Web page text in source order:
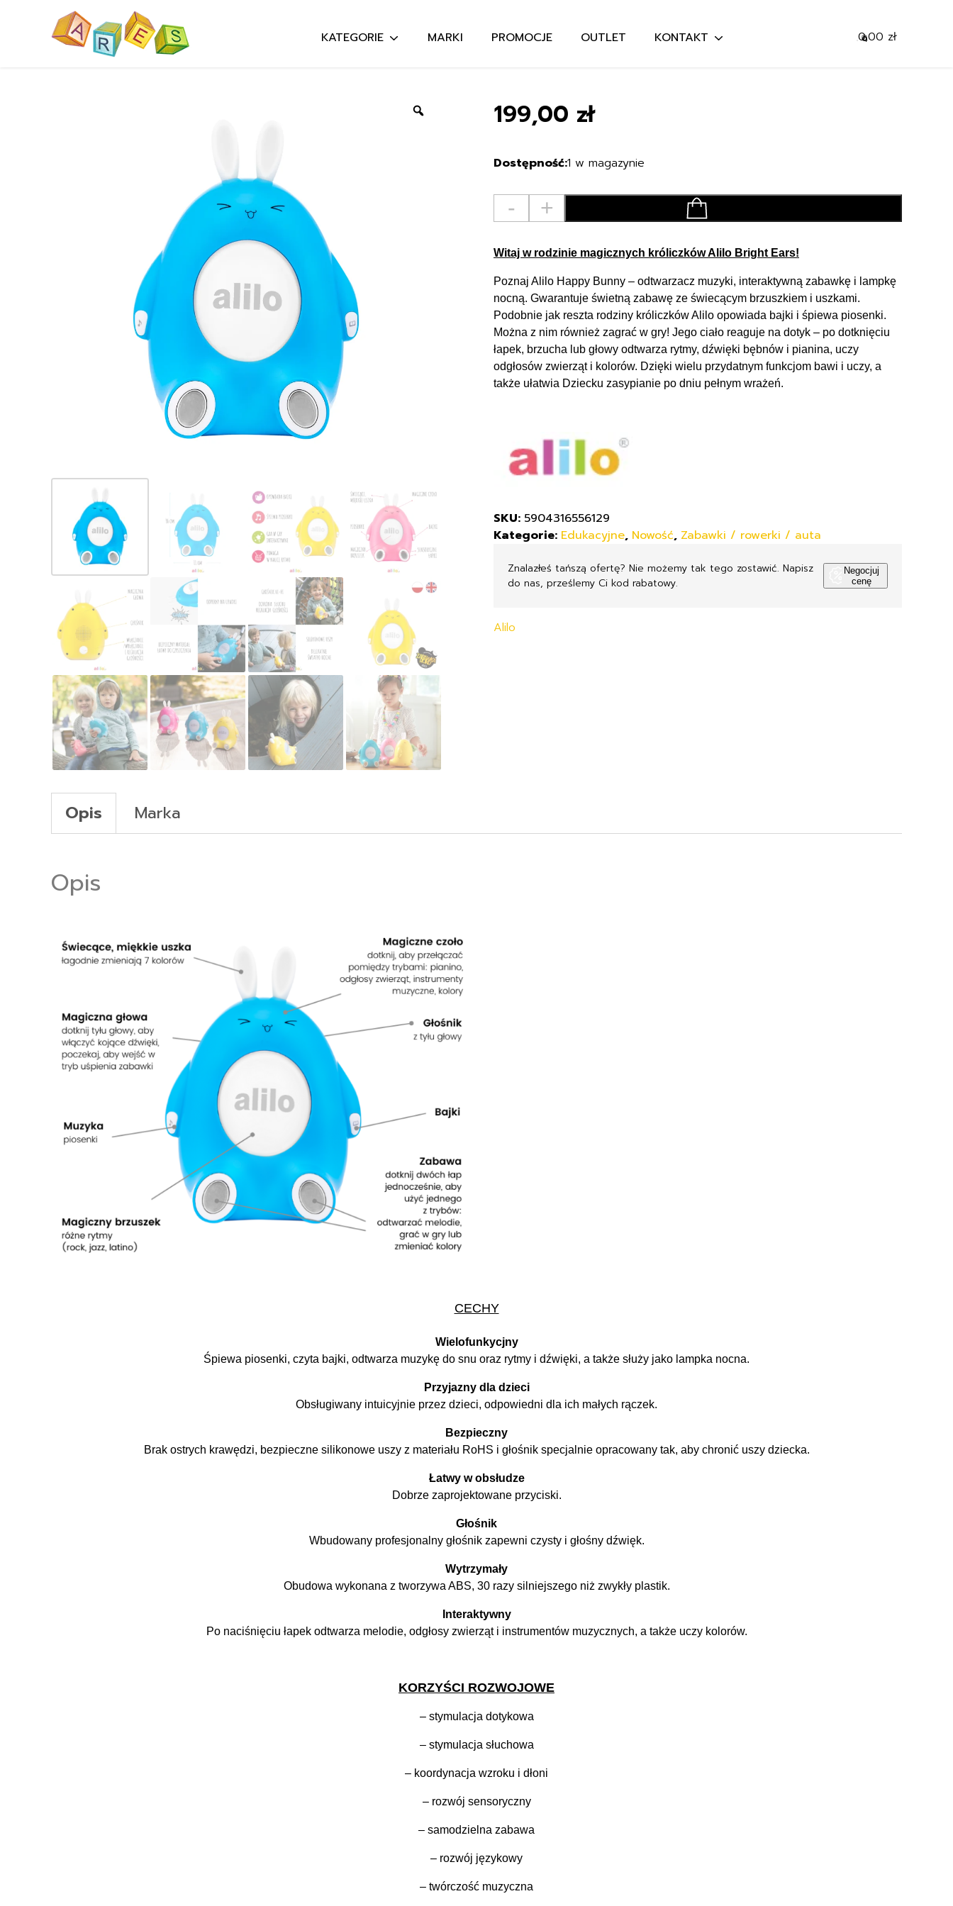
KATEGORIE MARKI PROMOCJE OUTLET KONTAKT 0
0,00 zł
199,00 zł
1 w magazynie
-
Alilo
Króliczek
Bunny
-
Niebieski
+
Witaj w rodzinie magicznych króliczków Alilo Bright Ears!
Poznaj Alilo Happy Bunny – odtwarzacz muzyki, interaktywną zabawkę i lampkę
nocną. Gwarantuje świetną zabawę ze świecącym brzuszkiem i uszkami.
Podobnie jak reszta rodziny króliczków Alilo opowiada bajki i śpiewa piosenki.
Można z nim również zagrać w gry! Jego ciało reaguje na dotyk – po dotknięciu
łapek, brzucha lub głowy odtwarza rytmy, dźwięki bębnów i pianina, uczy
odgłosów zwierząt i kolorów. Dzięki wielu przydatnym funkcjom bawi i uczy, a
także ułatwia Dziecku zasypianie po dniu pełnym wrażeń.
SKU: 5904316556129
Kategorie: Edukacyjne, Nowość, Zabawki / rowerki / auta
Znalazłeś tańszą ofertę? Nie możemy tak tego zostawić. Napisz
do nas, prześlemy Ci kod rabatowy.
Negocjuj
cenę
Alilo
Opis Marka
Opis
CECHY
Wielofunkycjny
Śpiewa piosenki, czyta bajki, odtwarza muzykę do snu oraz rytmy i dźwięki, a także służy jako lampka nocna.
Przyjazny dla dzieci
Obsługiwany intuicyjnie przez dzieci, odpowiedni dla ich małych rączek.
Bezpieczny
Brak ostrych krawędzi, bezpieczne silikonowe uszy z materiału RoHS i głośnik specjalnie opracowany tak, aby chronić uszy dziecka.
Łatwy w obsłudze
Dobrze zaprojektowane przyciski.
Głośnik
Wbudowany profesjonalny głośnik zapewni czysty i głośny dźwięk.
Wytrzymały
Obudowa wykonana z tworzywa ABS, 30 razy silniejszego niż zwykły plastik.
Interaktywny
Po naciśnięciu łapek odtwarza melodie, odgłosy zwierząt i instrumentów muzycznych, a także uczy kolorów.
KORZYŚCI ROZWOJOWE
– stymulacja dotykowa
– stymulacja słuchowa
– koordynacja wzroku i dłoni
– rozwój sensoryczny
– samodzielna zabawa
– rozwój językowy
– twórczość muzyczna